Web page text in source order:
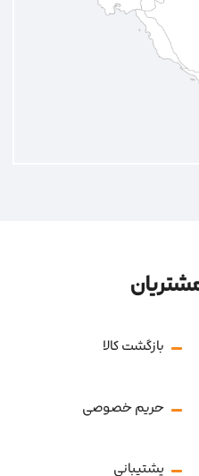
بازگشت کالا
حریم خصوصی
پشتیبانی